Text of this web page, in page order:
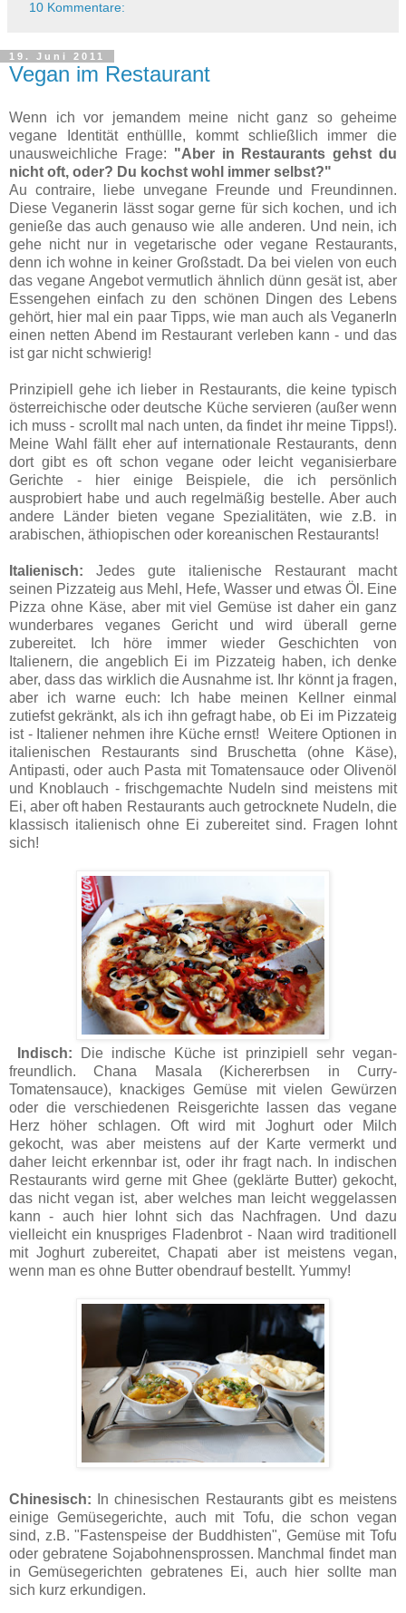
10 Kommentare:
19. Juni 2011
Vegan im Restaurant
Wenn ich vor jemandem meine nicht ganz so geheime
vegane Identität enthüllle, kommt schließlich immer die
unausweichliche Frage: "Aber in Restaurants gehst du
nicht oft, oder? Du kochst wohl immer selbst?"
Au contraire, liebe unvegane Freunde und Freundinnen.
Diese Veganerin lässt sogar gerne für sich kochen, und ich
genieße das auch genauso wie alle anderen. Und nein, ich
gehe nicht nur in vegetarische oder vegane Restaurants,
denn ich wohne in keiner Großstadt. Da bei vielen von euch
das vegane Angebot vermutlich ähnlich dünn gesät ist, aber
Essengehen einfach zu den schönen Dingen des Lebens
gehört, hier mal ein paar Tipps, wie man auch als VeganerIn
einen netten Abend im Restaurant verleben kann - und das
ist gar nicht schwierig!
Prinzipiell gehe ich lieber in Restaurants, die keine typisch
österreichische oder deutsche Küche servieren (außer wenn
ich muss - scrollt mal nach unten, da findet ihr meine Tipps!).
Meine Wahl fällt eher auf internationale Restaurants, denn
dort gibt es oft schon vegane oder leicht veganisierbare
Gerichte - hier einige Beispiele, die ich persönlich
ausprobiert habe und auch regelmäßig bestelle. Aber auch
andere Länder bieten vegane Spezialitäten, wie z.B. in
arabischen, äthiopischen oder koreanischen Restaurants!
Italienisch: Jedes gute italienische Restaurant macht
seinen Pizzateig aus Mehl, Hefe, Wasser und etwas Öl. Eine
Pizza ohne Käse, aber mit viel Gemüse ist daher ein ganz
wunderbares veganes Gericht und wird überall gerne
zubereitet. Ich höre immer wieder Geschichten von
Italienern, die angeblich Ei im Pizzateig haben, ich denke
aber, dass das wirklich die Ausnahme ist. Ihr könnt ja fragen,
aber ich warne euch: Ich habe meinen Kellner einmal
zutiefst gekränkt, als ich ihn gefragt habe, ob Ei im Pizzateig
ist - Italiener nehmen ihre Küche ernst! Weitere Optionen in
italienischen Restaurants sind Bruschetta (ohne Käse),
Antipasti, oder auch Pasta mit Tomatensauce oder Olivenöl
und Knoblauch - frischgemachte Nudeln sind meistens mit
Ei, aber oft haben Restaurants auch getrocknete Nudeln, die
klassisch italienisch ohne Ei zubereitet sind. Fragen lohnt
sich!
Indisch: Die indische Küche ist prinzipiell sehr vegan-
freundlich. Chana Masala (Kichererbsen in Curry-
Tomatensauce), knackiges Gemüse mit vielen Gewürzen
oder die verschiedenen Reisgerichte lassen das vegane
Herz höher schlagen. Oft wird mit Joghurt oder Milch
gekocht, was aber meistens auf der Karte vermerkt und
daher leicht erkennbar ist, oder ihr fragt nach. In indischen
Restaurants wird gerne mit Ghee (geklärte Butter) gekocht,
das nicht vegan ist, aber welches man leicht weggelassen
kann - auch hier lohnt sich das Nachfragen. Und dazu
vielleicht ein knuspriges Fladenbrot - Naan wird traditionell
mit Joghurt zubereitet, Chapati aber ist meistens vegan,
wenn man es ohne Butter obendrauf bestellt. Yummy!
Chinesisch:
In chinesischen Restaurants gibt es meistens
einige Gemüsegerichte, auch mit Tofu, die schon vegan
sind, z.B. "Fastenspeise der Buddhisten", Gemüse mit Tofu
oder gebratene Sojabohnensprossen. Manchmal findet man
in Gemüsegerichten gebratenes Ei, auch hier sollte man
sich kurz erkundigen.